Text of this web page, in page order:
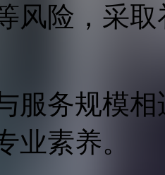
风险，采
服务规模
业素养。